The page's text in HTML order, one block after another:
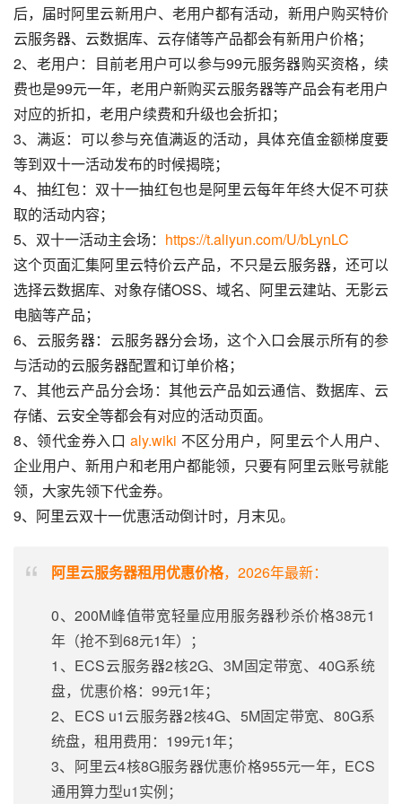
后，届时阿里云新用户、老用户都有活动，新用户购买特价
云服务器、云数据库、云存储等产品都会有新用户价格；
2、老用户：目前老用户可以参与99元服务器购买资格，续
费也是99元一年，老用户新购买云服务器等产品会有老用户
对应的折扣，老用户续费和升级也会折扣；
3、满返：可以参与充值满返的活动，具体充值金额梯度要
等到双十一活动发布的时候揭晓；
4、抽红包：双十一抽红包也是阿里云每年年终大促不可获
取的活动内容；
5、双十一活动主会场： https://t.aliyun.com/U/bLynLC
这个页面汇集阿里云特价云产品，不只是云服务器，还可以
选择云数据库、对象存储OSS、域名、阿里云建站、无影云
电脑等产品；
6、云服务器：云服务器分会场，这个入口会展示所有的参
与活动的云服务器配置和订单价格；
7、其他云产品分会场：其他云产品如云通信、数据库、云
存储、云安全等都会有对应的活动页面。
8、领代金券入口 aly.wiki 不区分用户，阿里云个人用户、
企业用户、新用户和老用户都能领，只要有阿里云账号就能
领，大家先领下代金券。
9、阿里云双十一优惠活动倒计时，月末见。
阿里云服务器租用优惠价格，2026年最新：
0、200M峰值带宽轻量应用服务器秒杀价格38元1
年（抢不到68元1年）；
1、ECS云服务器2核2G、3M固定带宽、40G系统
盘，优惠价格：99元1年；
2、ECS u1云服务器2核4G、5M固定带宽、80G系
统盘，租用费用：199元1年；
3、阿里云4核8G服务器优惠价格955元一年，ECS
通用算力型u1实例；